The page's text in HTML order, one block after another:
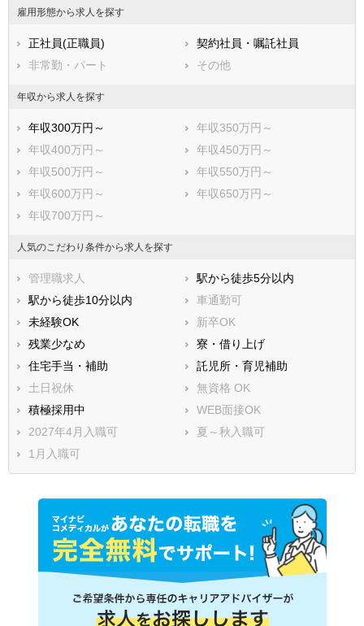
雇用形態から求人を探す
正社員(正職員)
契約社員・嘱託社員
非常勤・パート
その他
年収から求人を探す
年収300万円～
年収350万円～
年収400万円～
年収450万円～
年収500万円～
年収550万円～
年収600万円～
年収650万円～
年収700万円～
人気のこだわり条件から求人を探す
管理職求人
駅から徒歩5分以内
駅から徒歩10分以内
車通勤可
未経験OK
新卒OK
残業少なめ
寮・借り上げ
住宅手当・補助
託児所・育児補助
土日祝休
無資格 OK
積極採用中
WEB面接OK
2027年4月入職可
夏～秋入職可
1月入職可